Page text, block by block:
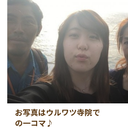
お写真はウルワツ寺院で
の一コマ♪